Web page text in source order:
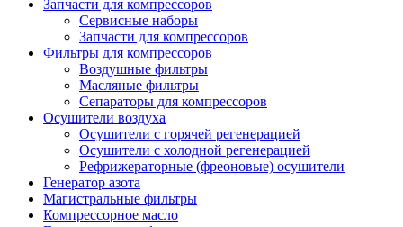
Запчасти для компрессоров
Сервисные наборы
Запчасти для компрессоров
Фильтры для компрессоров
Воздушные фильтры
Масляные фильтры
Сепараторы для компрессоров
Осушители воздуха
Осушители с горячей регенерацией
Осушители с холодной регенерацией
Рефрижераторные (фреоновые) осушители
Генератор азота
Магистральные фильтры
Компрессорное масло